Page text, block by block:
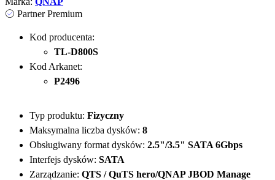
Partner Premium
Kod producenta:
TL-D800S
Kod Arkanet:
P2496
Typ produktu: Fizyczny
Maksymalna liczba dysków: 8
Obsługiwany format dysków: 2.5"/3.5" SATA 6Gbps
Interfejs dysków: SATA
Zarządzanie: QTS / QuTS hero/QNAP JBOD Manage